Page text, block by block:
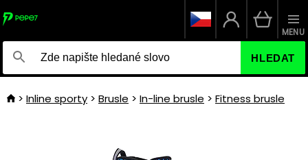
HLEDAT
MENU
Inline sporty Brusle In-line brusle Fitness brusle